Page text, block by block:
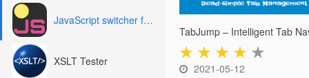
JavaScript switcher for SEO and development
XSLT Tester ★ ★ ★ ★ ★
2021-05-12